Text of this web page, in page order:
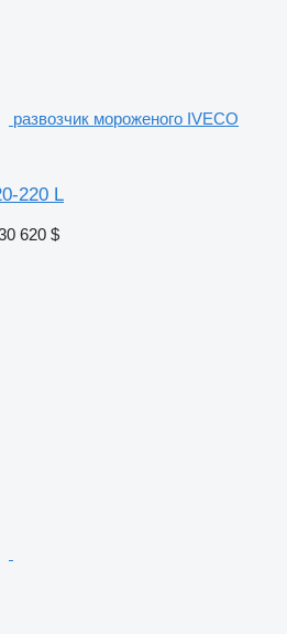
развозчик мороженого IVECO
220 L
620 $